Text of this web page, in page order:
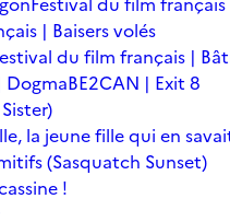
| Baisers volés
du film français |
DogmaBE2CAN | Exit 8
la jeune fille qui en
(Sasquatch Sunset)
!